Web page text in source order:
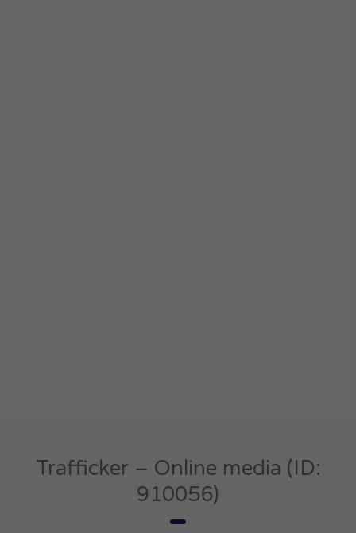
Trafficker – Online media (ID:
910056)